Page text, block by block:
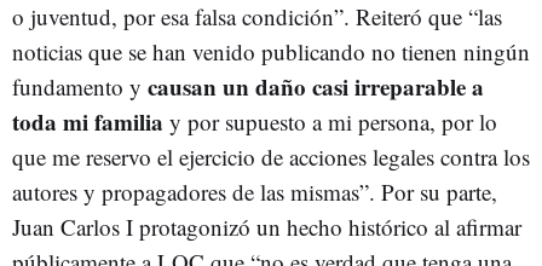
o juventud, por esa falsa condición”. Reiteró que “las
noticias que se han venido publicando no tienen ningún
fundamento y causan un daño casi irreparable a
toda mi familia y por supuesto a mi persona, por lo
que me reservo el ejercicio de acciones legales contra los
autores y propagadores de las mismas”. Por su parte,
Juan Carlos I protagonizó un hecho histórico al afirmar